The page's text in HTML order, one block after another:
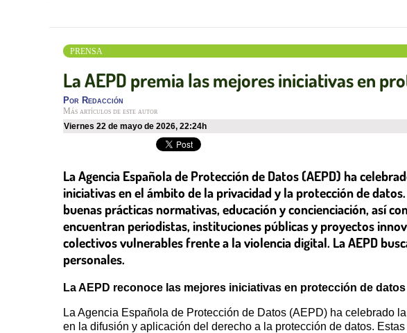
PRENSA
La AEPD premia las mejores iniciativas en
Por Redacción
Más artículos de este autor
viernes 22 de mayo de 2026, 22:24h
La Agencia Española de Protección de Datos (AEPD) ha
iniciativas en el ámbito de la privacidad y la protección de
buenas prácticas normativas, educación y concienciación, así
encuentran periodistas, instituciones públicas y proyectos
colectivos vulnerables frente a la violencia digital. La AEPD
personales.
La AEPD reconoce las mejores iniciativas en protección de datos
La Agencia Española de Protección de Datos (AEPD) ha celebrado
en la difusión y aplicación del derecho a la protección de datos.